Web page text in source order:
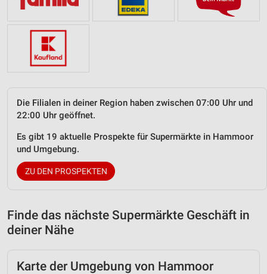
Die Filialen in deiner Region haben zwischen 07:00 Uhr und
22:00 Uhr geöffnet.
Es gibt 19 aktuelle Prospekte für Supermärkte in Hammoor
und Umgebung.
ZU DEN PROSPEKTEN
Finde das nächste Supermärkte Geschäft in
deiner Nähe
Karte der Umgebung von Hammoor